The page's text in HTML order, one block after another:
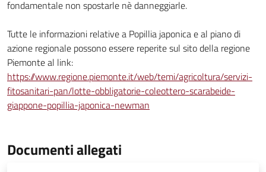
fondamentale non spostarle nè danneggiarle.
Tutte le informazioni relative a Popillia japonica e al piano di
azione regionale possono essere reperite sul sito della regione
Piemonte al link:
https://www.regione.piemonte.it/web/temi/agricoltura/servizi-
fitosanitari-pan/lotte-obbligatorie-coleottero-scarabeide-
giappone-popillia-japonica-newman
Documenti allegati